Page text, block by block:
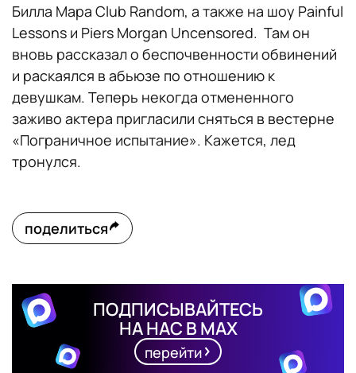
Билла Мара Club Random, а также на шоу Painful
Lessons и Piers Morgan Uncensored. Там он
вновь рассказал о беспочвенности обвинений
и раскаялся в абьюзе по отношению к
девушкам. Теперь некогда отмененного
заживо актера пригласили сняться в вестерне
«Пограничное испытание». Кажется, лед
тронулся.
поделиться
ПОДПИСЫВАЙТЕСЬ
НА НАС В MAX
перейти